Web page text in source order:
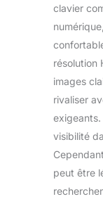
clavier
résolution
images
rivaliser
visibilité
peut être